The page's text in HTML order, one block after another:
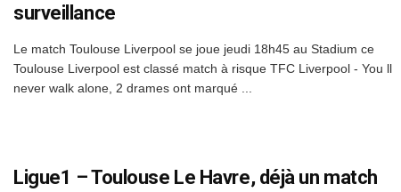
surveillance
Le match Toulouse Liverpool se joue jeudi 18h45 au Stadium ce
Toulouse Liverpool est classé match à risque TFC Liverpool - You ll
never walk alone, 2 drames ont marqué ...
Ligue1 – Toulouse Le Havre, déjà un match